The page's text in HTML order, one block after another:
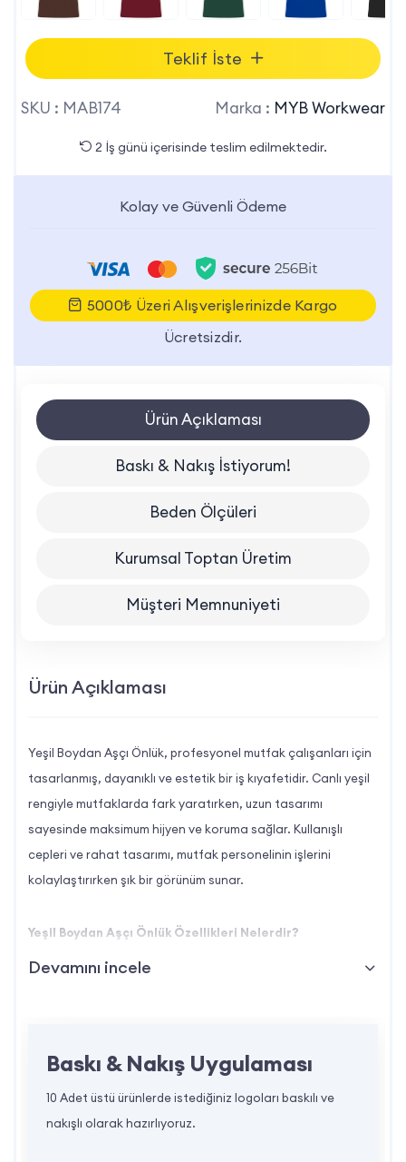
Teklif İste
SKU : MAB174 Marka : MYB Workwear
2 İş günü içerisinde teslim edilmektedir.
Kolay ve Güvenli Ödeme
5000₺ Üzeri Alışverişlerinizde Kargo
Ücretsizdir.
Ürün Açıklaması
Baskı & Nakış İstiyorum!
Beden Ölçüleri
Kurumsal Toptan Üretim
Müşteri Memnuniyeti
Ürün Açıklaması
Yeşil Boydan Aşçı Önlük, profesyonel mutfak çalışanları için
tasarlanmış, dayanıklı ve estetik bir iş kıyafetidir. Canlı yeşil
rengiyle mutfaklarda fark yaratırken, uzun tasarımı
sayesinde maksimum hijyen ve koruma sağlar. Kullanışlı
cepleri ve rahat tasarımı, mutfak personelinin işlerini
kolaylaştırırken şık bir görünüm sunar.
Yeşil Boydan Aşçı Önlük Özellikleri Nelerdir?
Malzeme Kalitesi: Polyester ve pamuk karışımı kumaşı,
Devamını incele
Baskı & Nakış Uygulaması
10 Adet üstü ürünlerde istediğiniz logoları baskılı ve
nakışlı olarak hazırlıyoruz.